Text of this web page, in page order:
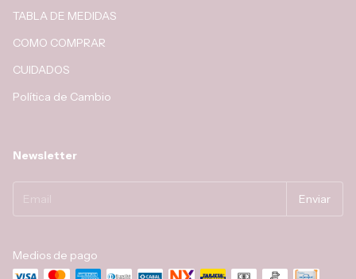
TABLA DE MEDIDAS
COMO COMPRAR
CUIDADOS
Política de Cambio
Newsletter
Medios de pago